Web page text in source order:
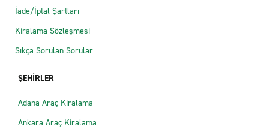
İade/İptal Şartları
Kiralama Sözleşmesi
Sıkça Sorulan Sorular
ŞEHİRLER
Adana Araç Kiralama
Ankara Araç Kiralama